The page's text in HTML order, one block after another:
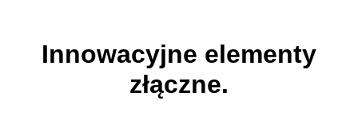
Innowacyjne elementy
złączne.